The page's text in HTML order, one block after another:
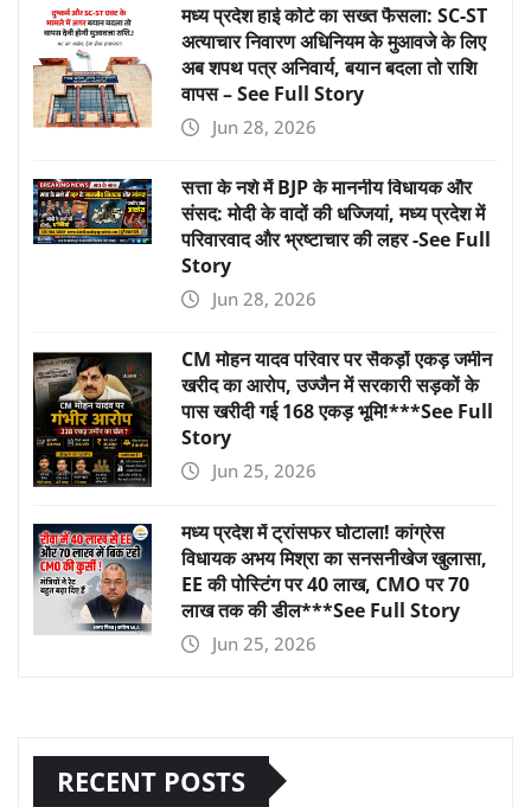
मध्य प्रदेश हाई कोर्ट का सख्त फैसला: SC-ST
अत्याचार निवारण अधिनियम के मुआवजे के लिए
अब शपथ पत्र अनिवार्य, बयान बदला तो राशि
वापस – See Full Story
Jun 28, 2026
सत्ता के नशे में BJP के माननीय विधायक और
संसद: मोदी के वादों की धज्जियां, मध्य प्रदेश में
परिवारवाद और भ्रष्टाचार की लहर -See Full
Story
Jun 28, 2026
CM मोहन यादव परिवार पर सैकड़ों एकड़ जमीन
खरीद का आरोप, उज्जैन में सरकारी सड़कों के
पास खरीदी गई 168 एकड़ भूमि!***See Full
Story
Jun 25, 2026
मध्य प्रदेश में ट्रांसफर घोटाला! कांग्रेस
विधायक अभय मिश्रा का सनसनीखेज खुलासा,
EE की पोस्टिंग पर 40 लाख, CMO पर 70
लाख तक की डील***See Full Story
Jun 25, 2026
RECENT POSTS